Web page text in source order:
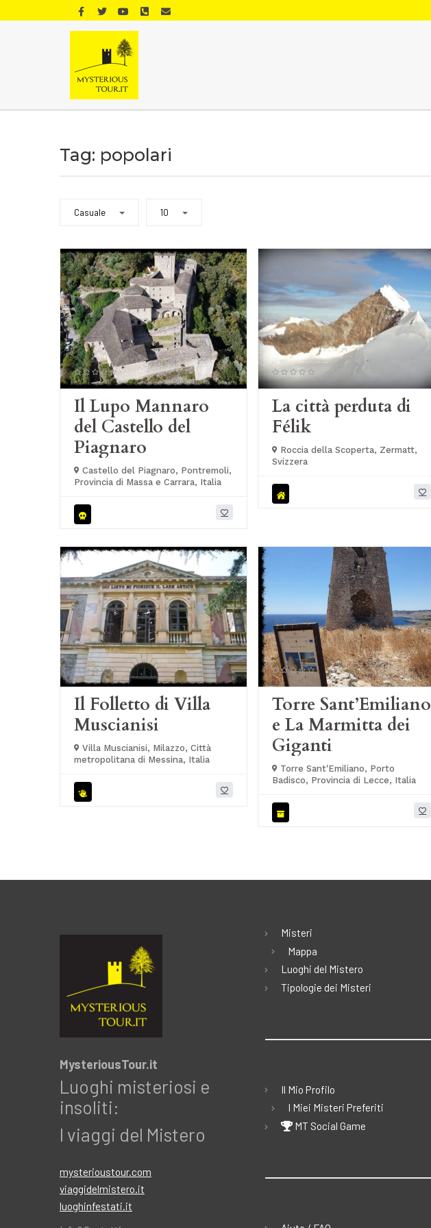
Tag: popolari
Casuale 10
Il Lupo Mannaro
del Castello del
Piagnaro
Castello del Piagnaro, Pontremoli,
Provincia di Massa e Carrara, Italia
La città perduta di
Félik
Roccia della Scoperta, Zermatt,
Svizzera
Il Folletto di Villa
Muscianisi
Villa Muscianisi, Milazzo, Città
metropolitana di Messina, Italia
Torre Sant’Emiliano
e La Marmitta dei
Giganti
Torre Sant'Emiliano, Porto
Badisco, Provincia di Lecce, Italia
MysteriousTour.it
Luoghi misteriosi e
insoliti:
I viaggi del Mistero
mysterioustour.com
viaggidelmistero.it
luoghinfestati.it
Misteri
Mappa
Luoghi del Mistero
Tipologie dei Misteri
Il Mio Profilo
I Miei Misteri Preferiti
MT Social Game